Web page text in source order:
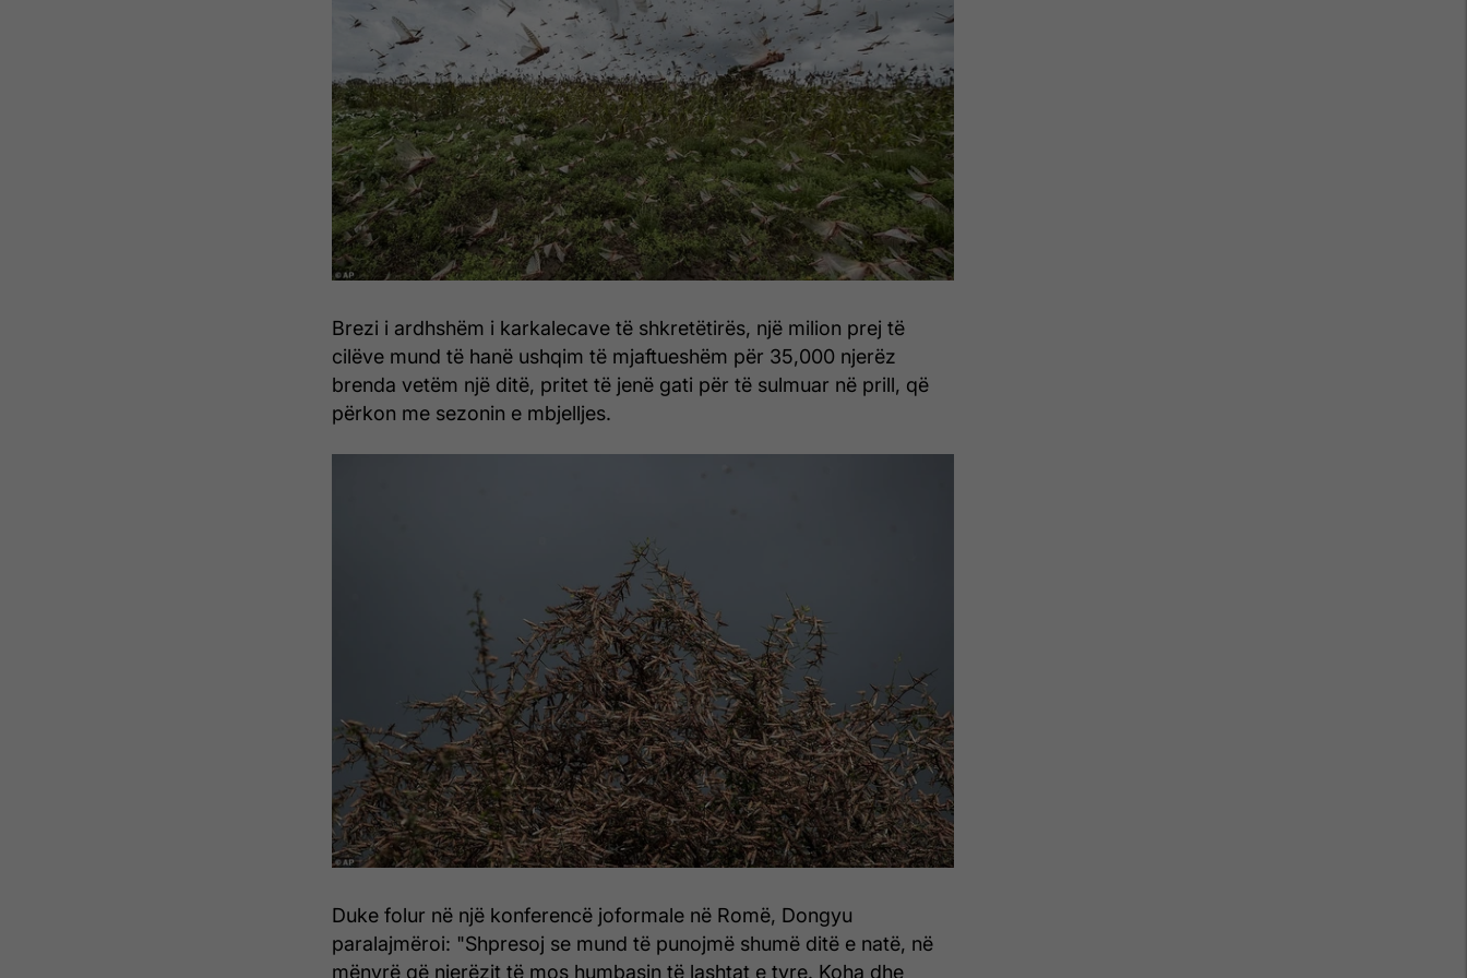
Brezi i ardhshëm i karkalecave të shkretëtirës, ​​një milion prej të
cilëve mund të hanë ushqim të mjaftueshëm për 35,000 njerëz
brenda vetëm një ditë, pritet të jenë gati për të sulmuar në prill, që
përkon me sezonin e mbjelljes.
Duke folur në një konferencë joformale në Romë, Dongyu
paralajmëroi: "Shpresoj se mund të punojmë shumë ditë e natë, në
mënyrë që njerëzit të mos humbasin të lashtat e tyre. Koha dhe